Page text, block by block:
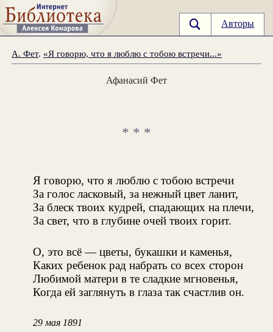
Авторы
А. Фет. «Я говорю, что я люблю с тобою встречи...»
Афанасий Фет
* * *
Я говорю, что я люблю с тобою встречи
За голос ласковый, за нежный цвет ланит,
За блеск твоих кудрей, спадающих на плечи,
За свет, что в глубине очей твоих горит.
О, это всё — цветы, букашки и каменья,
Каких ребенок рад набрать со всех сторон
Любимой матери в те сладкие мгновенья,
Когда ей заглянуть в глаза так счастлив он.
29 мая 1891